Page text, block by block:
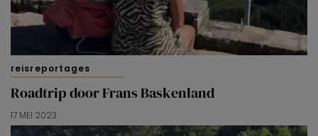
reisreportages
Roadtrip door Frans Baskenland
17 MEI 2023